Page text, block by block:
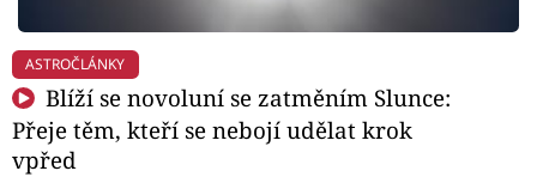
ASTROČLÁNKY
Blíží se novoluní se zatměním Slunce:
Přeje těm, kteří se nebojí udělat krok
vpřed